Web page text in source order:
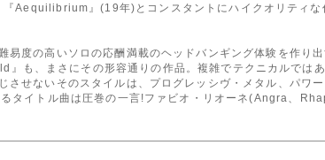
Aequilibrium』(19年)とコンスタントにハイクオリティな
易度の高いソロの応酬満載のヘッドバンギング体験を作り
、まさにその形容通りの作品。複雑でテクニカルではあ
せないそのスタイルは、プログレッシヴ・メタル、パワ
タイトル曲は圧巻の一言!ファビオ・リオーネ(Angra、